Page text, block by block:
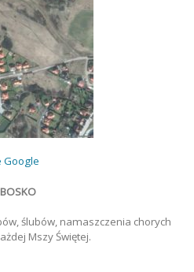
Google
BOSKO
ślubów, namaszczenia chorych
Mszy Świętej.